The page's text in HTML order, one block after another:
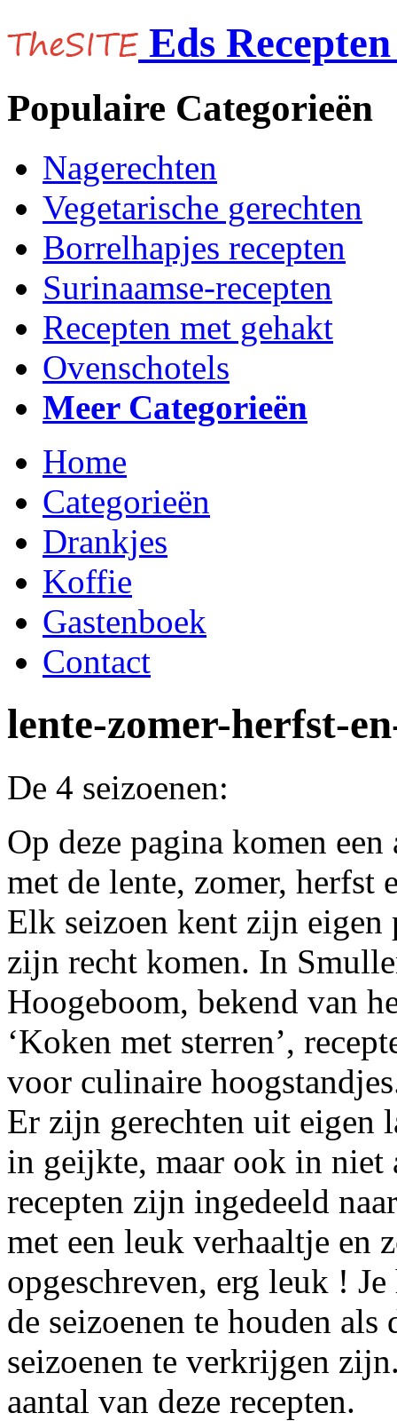
Eds
Populaire Categorieën
Nagerechten
Vegetarische gerechten
Borrelhapjes recepten
Surinaamse-recepten
Recepten met gehakt
Ovenschotels
Meer Categorieën
Home
Categorieën
Drankjes
Koffie
Gastenboek
Contact
lente-zomer-herfst-
De 4 seizoenen:
Op deze pagina komen
met de lente, zomer, herfst
Elk seizoen kent zijn eigen
zijn recht komen. In
Hoogeboom, bekend van
‘Koken met sterren’,
voor culinaire
Er zijn gerechten uit eigen
in geijkte, maar ook in niet
recepten zijn ingedeeld
met een leuk verhaaltje en
opgeschreven, erg leuk !
de seizoenen te houden
seizoenen te verkrijgen
aantal van deze recepten.